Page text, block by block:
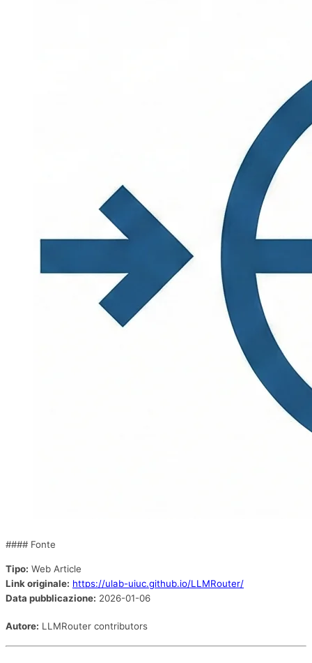
#### Fonte
Tipo: Web Article
Link originale: https://ulab-uiuc.github.io/LLMRouter/
Data pubblicazione: 2026-01-06
Autore: LLMRouter contributors